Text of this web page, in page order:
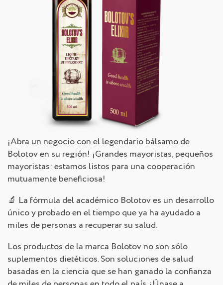
¡Abra un negocio con el legendario bálsamo de
Bolotov en su región! ¡Grandes mayoristas, pequeños
mayoristas: estamos listos para una cooperación
mutuamente beneficiosa!
🔬 La fórmula del académico Bolotov es un desarrollo
único y probado en el tiempo que ya ha ayudado a
miles de personas a recuperar su salud.
Los productos de la marca Bolotov no son sólo
suplementos dietéticos. Son soluciones de salud
basadas en la ciencia que se han ganado la confianza